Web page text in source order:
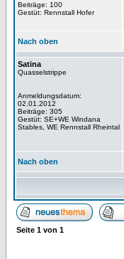
Beiträge: 100
Gestüt: Rennstall Hofer
Nach oben
Satina
Quasselstrippe
Anmeldungsdatum:
02.01.2012
Beiträge: 305
Gestüt: SE+WE Windana
Stables, WE Rennstall Rheintal
Nach oben
Seite 1 von 1